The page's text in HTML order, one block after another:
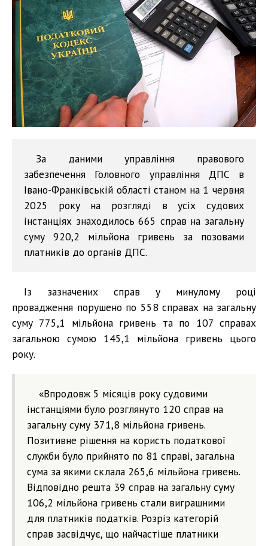
За даними управління правового
забезпечення Головного управління ДПС в
Івано-Франківській області станом на 1 червня
2025 року на розгляді в усіх судових
інстанціях знаходилось 665 справ на загальну
суму 920,2 мільйона гривень за позовами
платників до органів ДПС.
Із зазначених справ у минулому році
провадження порушено по 558 справах на загальну
суму 775,1 мільйона гривень та по 107 справах
загальною сумою 145,1 мільйона гривень цього
року.
«Впродовж 5 місяців року судовими
інстанціями було розглянуто 120 справ на
загальну суму 371,8 мільйона гривень.
Позитивне рішення на користь податкової
служби було прийнято по 81 справі, загальна
сума за якими склала 265,6 мільйона гривень.
Відповідно решта 39 справ на загальну суму
106,2 мільйона гривень стали виграшними
для платників податків. Розріз категорій
справ засвідчує, що найчастіше платники